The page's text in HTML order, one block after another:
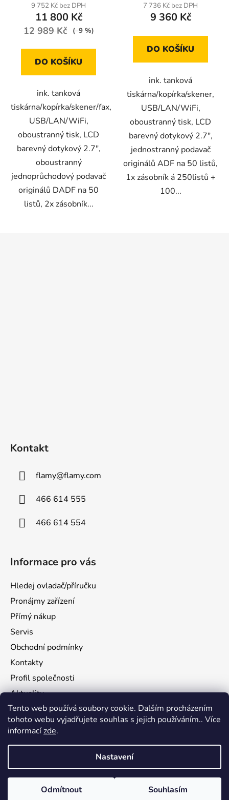
Tento web používá soubory cookie. Dalším procházením
tohoto webu vyjadřujete souhlas s jejich používáním.. Více
informacízde.
Nastavení
Odmítnout Souhlasím
9 752 Kč bez DPH
11 800 Kč
12 989 Kč (–9 %)
DO KOŠÍKU
ink. tanková
tiskárna/kopírka/skener/fax,
USB/LAN/WiFi,
oboustranný tisk, LCD
barevný dotykový 2.7",
oboustranný
jednoprůchodový podavač
originálů DADF na 50
listů, 2x zásobník...
7 736 Kč bez DPH
9 360 Kč
DO KOŠÍKU
ink. tanková
tiskárna/kopírka/skener,
USB/LAN/WiFi,
oboustranný tisk, LCD
barevný dotykový 2.7",
jednostranný podavač
originálů ADF na 50 listů,
1x zásobník á 250listů +
100...
Kontakt
flamy@flamy.com
466 614 555
466 614 554
Informace pro vás
Hledej ovladač/příručku
Pronájmy zařízení
Přímý nákup
Servis
Obchodní podmínky
Kontakty
Profil společnosti
Aktuality
Ochrana osobních údajů
Ke stažení
Vytvořil Shoptet
Copyright 2026flamy.com
. Všechna práva vyhrazena.